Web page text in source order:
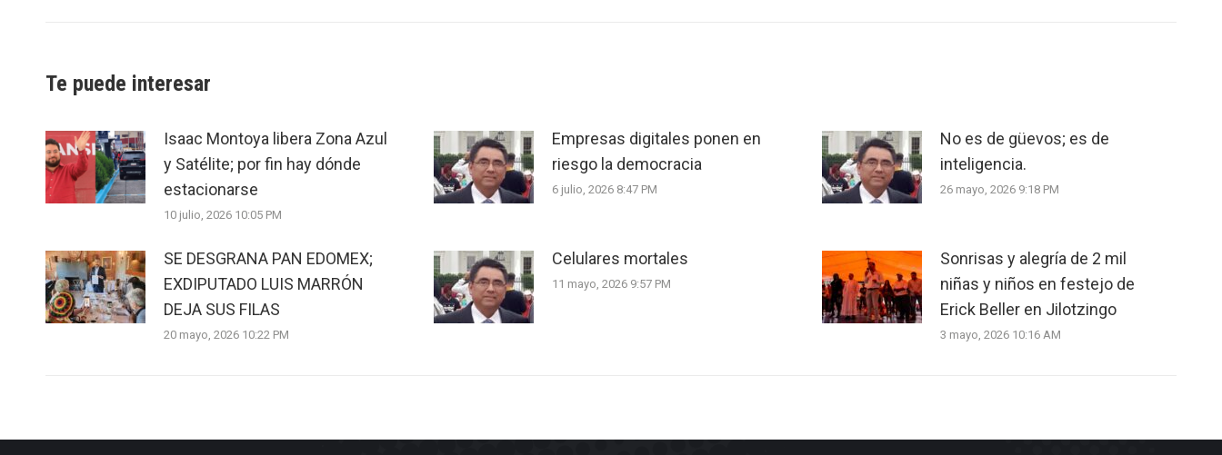
Te puede interesar
Isaac Montoya libera Zona Azul
y Satélite; por fin hay dónde
estacionarse
10 julio, 2026 10:05 PM
Empresas digitales ponen en
riesgo la democracia
6 julio, 2026 8:47 PM
No es de güevos; es de
inteligencia.
26 mayo, 2026 9:18 PM
SE DESGRANA PAN EDOMEX;
EXDIPUTADO LUIS MARRÓN
DEJA SUS FILAS
20 mayo, 2026 10:22 PM
Celulares mortales
11 mayo, 2026 9:57 PM
Sonrisas y alegría de 2 mil
niñas y niños en festejo de
Erick Beller en Jilotzingo
3 mayo, 2026 10:16 AM